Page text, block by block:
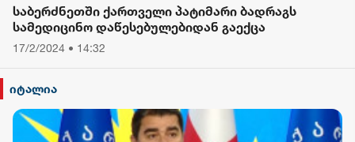
საბერძნეთში ქართველი პატიმარი ბადრაგს
სამედიცინო დაწესებულებიდან გაექცა
17/2/2024 • 14:32
იტალია